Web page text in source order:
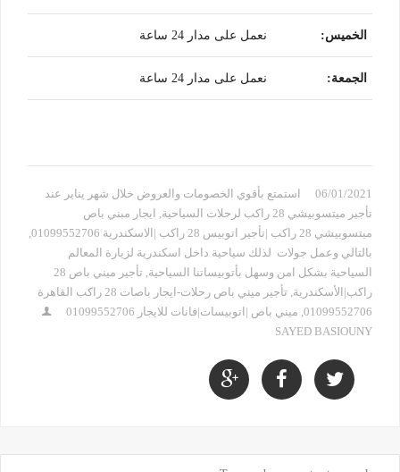
الخميس: نعمل على مدار 24 ساعة
الجمعة: نعمل على مدار 24 ساعة
06/01/2021
استمتع بأقوي الخصومات والعروض خلال شهر يناير عند
تأجير ميتسوبيشي 28 راكب لرحلات السياحية
, ايجار مبني باص
ميتسوبيشي 28 راكب |تأجير اتوبيس 28 راكب |الاسكندرية 01099552706
,
بالتالي وعمل جولات لذلك سياحية داخل اسكندرية لزيارة المعالم
السياحية بشكل امن وسهل بأتوبيساتنا السياحية,
تأجير ميني باص 28
راكب|الأسكندرية,
تأجير ميني باص رحلات-ايجار باصات 28 راكب القاهرة
01099552706
, ميني باص |اتوبيسات|فانات للايجار 01099552706
SAYED BASIOUNY